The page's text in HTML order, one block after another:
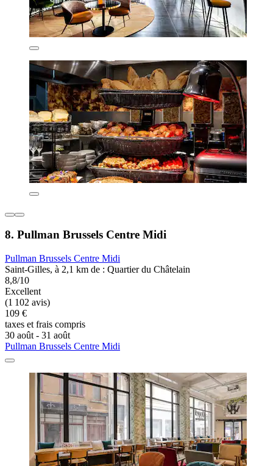
8. Pullman Brussels Centre Midi
Pullman Brussels Centre Midi
Saint-Gilles, à 2,1 km de : Quartier du Châtelain
8,8/10
Excellent
(1 102 avis)
109 €
taxes et frais compris
30 août - 31 août
Pullman Brussels Centre Midi